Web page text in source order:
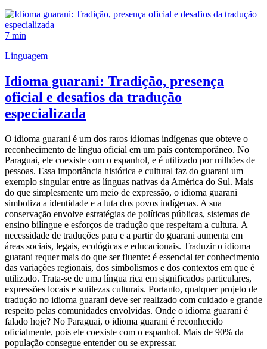
7 min
Linguagem
Idioma guarani: Tradição, presença
oficial e desafios da tradução
especializada
O idioma guarani é um dos raros idiomas indígenas que obteve o
reconhecimento de língua oficial em um país contemporâneo. No
Paraguai, ele coexiste com o espanhol, e é utilizado por milhões de
pessoas. Essa importância histórica e cultural faz do guarani um
exemplo singular entre as línguas nativas da América do Sul. Mais
do que simplesmente um meio de expressão, o idioma guarani
simboliza a identidade e a luta dos povos indígenas. A sua
conservação envolve estratégias de políticas públicas, sistemas de
ensino bilíngue e esforços de tradução que respeitam a cultura. A
necessidade de traduções para e a partir do guarani aumenta em
áreas sociais, legais, ecológicas e educacionais. Traduzir o idioma
guarani requer mais do que ser fluente: é essencial ter conhecimento
das variações regionais, dos simbolismos e dos contextos em que é
utilizado. Trata-se de uma língua rica em significados particulares,
expressões locais e sutilezas culturais. Portanto, qualquer projeto de
tradução no idioma guarani deve ser realizado com cuidado e grande
respeito pelas comunidades envolvidas. Onde o idioma guarani é
falado hoje? No Paraguai, o idioma guarani é reconhecido
oficialmente, pois ele coexiste com o espanhol. Mais de 90% da
população consegue entender ou se expressar.